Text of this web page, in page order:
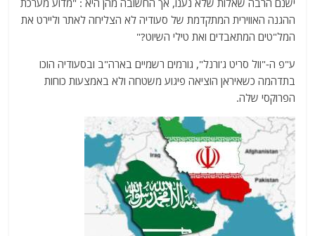
ישנם הרבה שאלות שלא נענו, אך החשובה מהן היא : "מדוע מערכת
ההגנה האווירית המתקדמת של סעודיה לא הצליחה לאתר וליירט את
המל"טים המתאבדים ואת טילי השיוט?"
ע"פ ה-"וול סריט ג'ורנל", גורמים רשמיים בארה"ב ובסעודיה הוכו
בתדהמה כשאיראן הוציאה פיגוע משטחה ולא באמצעות כוחות
הפרוקסי שלה.